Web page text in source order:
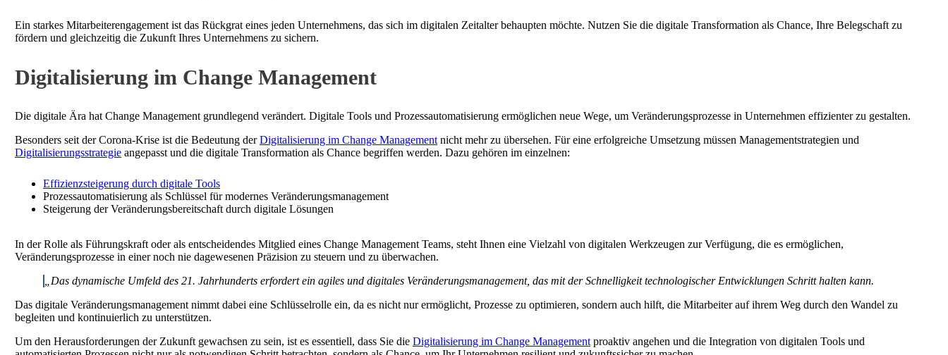
Ein starkes Mitarbeiterengagement ist das Rückgrat eines jeden Unternehmens, das sich im digitalen Zeitalter behaupten möchte. Nutzen Sie die digitale Transformation als Chance, Ihre Belegschaft zu
fördern und gleichzeitig die Zukunft Ihres Unternehmens zu sichern.
Digitalisierung im Change Management
Die digitale Ära hat Change Management grundlegend verändert. Digitale Tools und Prozessautomatisierung ermöglichen neue Wege, um Veränderungsprozesse in Unternehmen effizienter zu gestalten.
Besonders seit der Corona-Krise ist die Bedeutung derDigitalisierung im Change Management nicht mehr zu übersehen. Für eine erfolgreiche Umsetzung müssen Managementstrategien und
Digitalisierungsstrategie angepasst und die digitale Transformation als Chance begriffen werden. Dazu gehören im einzelnen:
Effizienzsteigerung durch digitale Tools
Prozessautomatisierung als Schlüssel für modernes Veränderungsmanagement
Steigerung der Veränderungsbereitschaft durch digitale Lösungen
In der Rolle als Führungskraft oder als entscheidendes Mitglied eines Change Management Teams, steht Ihnen eine Vielzahl von digitalen Werkzeugen zur Verfügung, die es ermöglichen,
Veränderungsprozesse in einer noch nie dagewesenen Präzision zu steuern und zu überwachen.
„Das dynamische Umfeld des 21. Jahrhunderts erfordert ein agiles und digitales Veränderungsmanagement, das mit der Schnelligkeit technologischer Entwicklungen Schritt halten kann.
Das digitale Veränderungsmanagement nimmt dabei eine Schlüsselrolle ein, da es nicht nur ermöglicht, Prozesse zu optimieren, sondern auch hilft, die Mitarbeiter auf ihrem Weg durch den Wandel zu
begleiten und kontinuierlich zu unterstützen.
Um den Herausforderungen der Zukunft gewachsen zu sein, ist es essentiell, dass Sie die Digitalisierung im Change Management proaktiv angehen und die Integration von digitalen Tools und